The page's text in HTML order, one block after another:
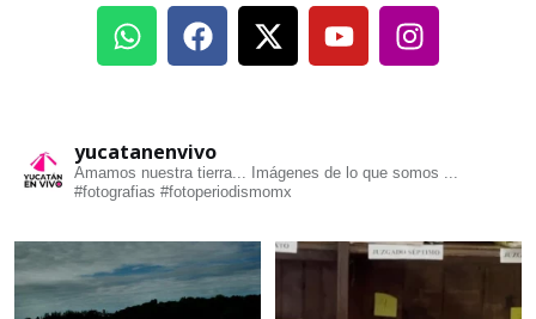
yucatanenvivo
Amamos nuestra tierra... Imágenes de lo que somos ...
#fotografias #fotoperiodismomx